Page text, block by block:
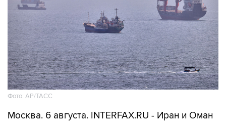
Фото: AP/ТАСС
Москва. 6 августа. INTERFAX.RU - Иран и Оман